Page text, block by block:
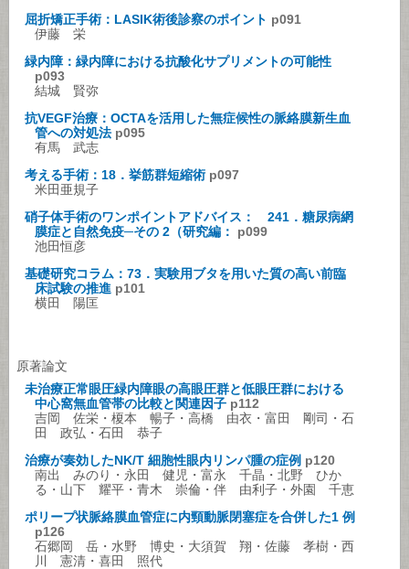
屈折矯正手術：LASIK術後診察のポイント p091
伊藤 栄
緑内障：緑内障における抗酸化サプリメントの可能性
p093
結城 賢弥
抗VEGF治療：OCTAを活用した無症候性の脈絡膜新生血
管への対処法 p095
有馬 武志
考える手術：18．挙筋群短縮術 p097
米田亜規子
硝子体手術のワンポイントアドバイス： 241．糖尿病網
膜症と自然免疫─その 2（研究編：
p099
池田恒彦
基礎研究コラム：73．実験用ブタを用いた質の高い前臨
床試験の推進 p101
横田 陽匡
原著論文
未治療正常眼圧緑内障眼の高眼圧群と低眼圧群における
中心窩無血管帯の比較と関連因子 p112
吉岡 佐栄・榎本 暢子・高橋 由衣・富田 剛司・石
田 政弘・石田 恭子
治療が奏効したNK/T 細胞性眼内リンパ腫の症例 p120
南出 みのり・永田 健児・富永 千晶・北野 ひか
る・山下 耀平・青木 崇倫・伴 由利子・外園 千恵
ポリープ状脈絡膜血管症に内頸動脈閉塞症を合併した1 例
p126
石郷岡 岳・水野 博史・大須賀 翔・佐藤 孝樹・西
川 憲清・喜田 照代